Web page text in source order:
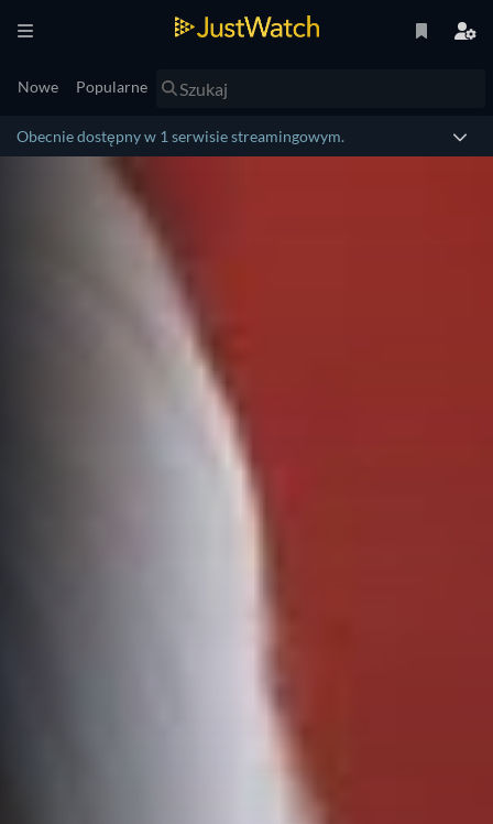
Nowe Popularne
Obecnie dostępny w 1 serwisie streamingowym.